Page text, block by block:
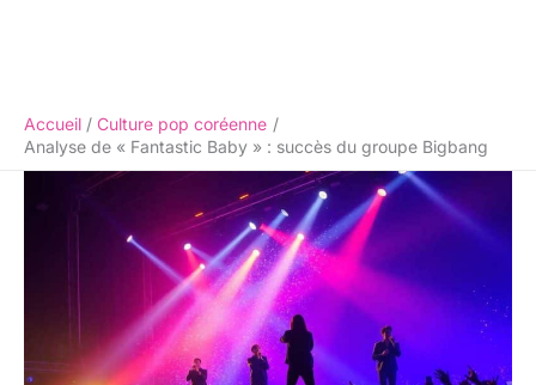
Accueil
Culture pop coréenne
Analyse de « Fantastic Baby » : succès du groupe Bigbang